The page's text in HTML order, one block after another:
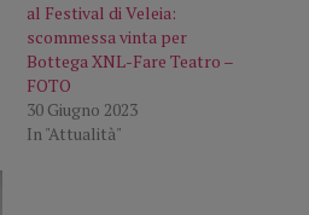
al Festival di Veleia:
scommessa vinta per
Bottega XNL-Fare Teatro –
FOTO
30 Giugno 2023
In "Attualità"